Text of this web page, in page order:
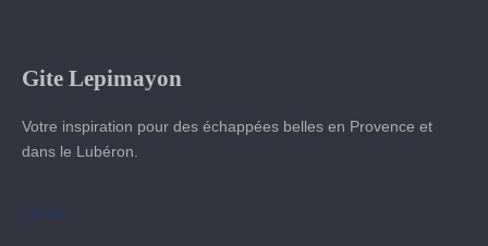
Gite Lepimayon
Votre inspiration pour des échappées belles en Provence et
dans le Lubéron.
LIENS